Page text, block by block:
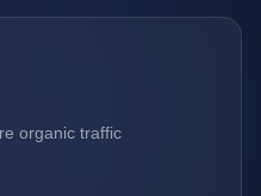
organic traffic